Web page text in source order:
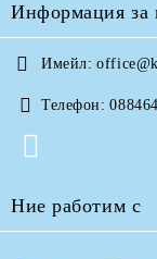
Информация за
Имейл:
Телефон:
Ние работим с